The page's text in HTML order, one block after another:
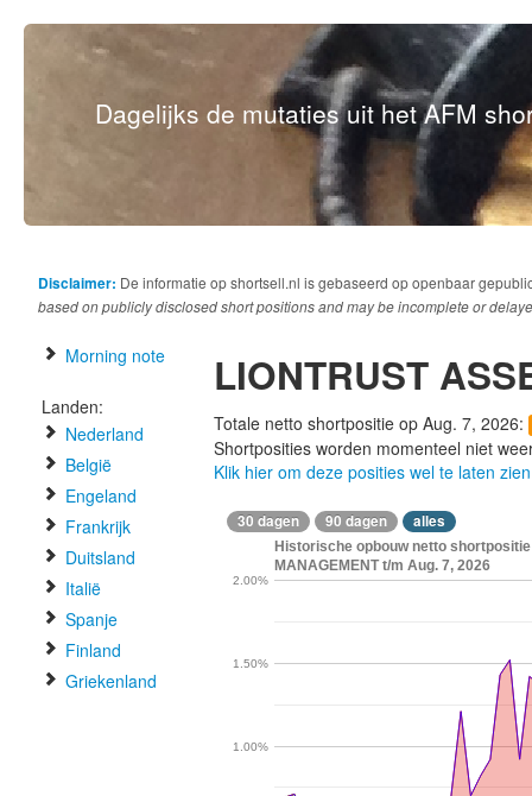
Dagelijks de mutaties uit het AFM
Disclaimer: De informatie op shortsell.nl is gebaseerd op openbaar
based on publicly disclosed short positions and may be incomplete or
Morning note
Landen:
Nederland
België
Engeland
Frankrijk
Duitsland
Italië
Spanje
Finland
Griekenland
LIONTRUST
Totale netto shortpositie op Aug. 7, 2026:
Shortposities worden momenteel niet
Klik hier om deze posities wel te laten zien
30 dagen 90 dagen alles
Historische opbouw netto shortpositie
MANAGEMENT t/m Aug. 7, 2026
1.00%
1.50%
2.00%